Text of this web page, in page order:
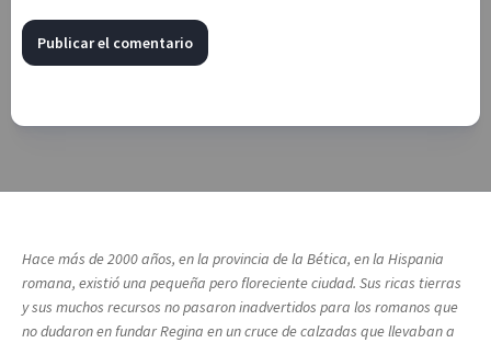
Hace más de 2000 años, en la provincia de la Bética, en la Hispania
romana, existió una pequeña pero floreciente ciudad. Sus ricas tierras
y sus muchos recursos no pasaron inadvertidos para los romanos que
no dudaron en fundar Regina en un cruce de calzadas que llevaban a